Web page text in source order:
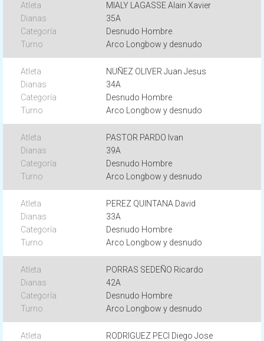
MIALY LAGASSE Alain Xavier
35A
Desnudo Hombre
Arco Longbow y desnudo
NUÑEZ OLIVER Juan Jesus
34A
Desnudo Hombre
Arco Longbow y desnudo
PASTOR PARDO Ivan
39A
Desnudo Hombre
Arco Longbow y desnudo
PEREZ QUINTANA David
33A
Desnudo Hombre
Arco Longbow y desnudo
PORRAS SEDEÑO Ricardo
42A
Desnudo Hombre
Arco Longbow y desnudo
RODRIGUEZ PECI Diego Jose